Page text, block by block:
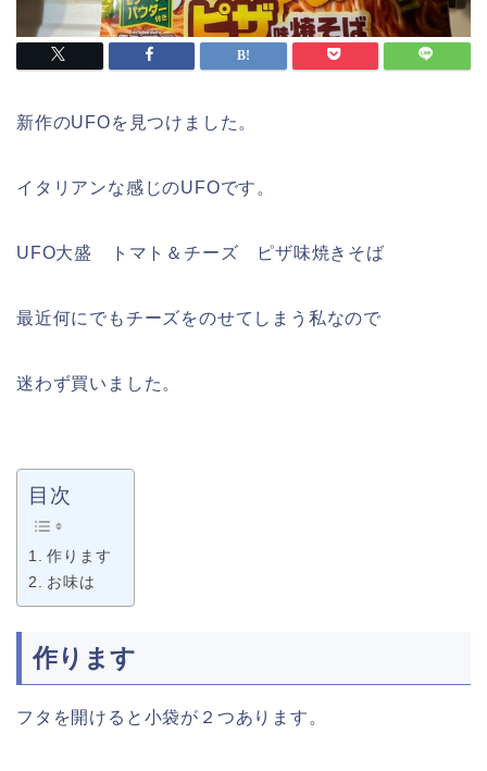
新作のUFOを見つけました。
イタリアンな感じのUFOです。
UFO大盛 トマト＆チーズ ピザ味焼きそば
最近何にでもチーズをのせてしまう私なので
迷わず買いました。
目次
作ります
お味は
作ります
フタを開けると小袋が２つあります。